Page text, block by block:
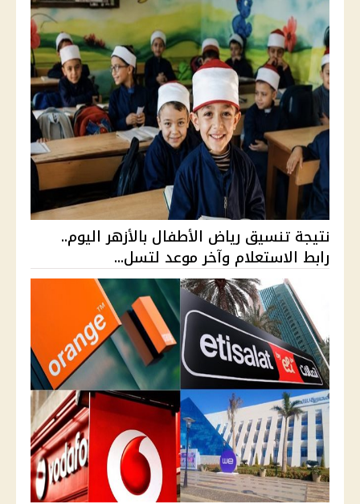
نتيجة تنسيق رياض الأطفال بالأزهر اليوم..
رابط الاستعلام وآخر موعد لتسل...